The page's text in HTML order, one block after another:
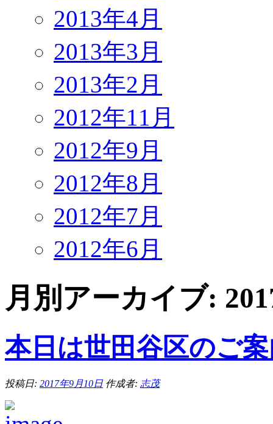
2013年4月
2013年3月
2013年2月
2012年11月
2012年9月
2012年8月
2012年7月
2012年6月
月別アーカイブ:
本日は世田谷区のご
投稿日: 2017年9月10日 作成者: 志茂